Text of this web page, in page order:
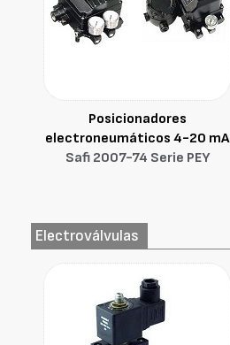
Posicionadores
electroneumáticos 4-20 mA
Safi 2007-74 Serie PEY
Electroválvulas